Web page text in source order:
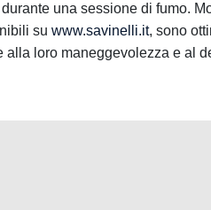
una sessione di fumo.
su www.savinelli.it, sono
alla loro maneggevolezza e al